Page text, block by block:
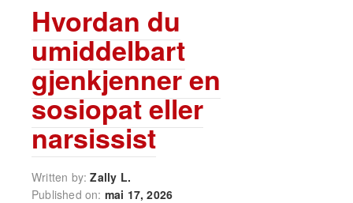
Hvordan du
umiddelbart
gjenkjenner en
sosiopat eller
narsissist
Written by:Zally L.
Published on: mai 17, 2026